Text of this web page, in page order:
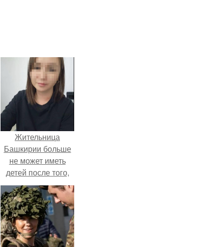
Жительница
Башкирии больше
не может иметь
детей после того,
как медики сделали
ей аборт на шестом
месяце
беременности и
оставили в матке
плаценту.